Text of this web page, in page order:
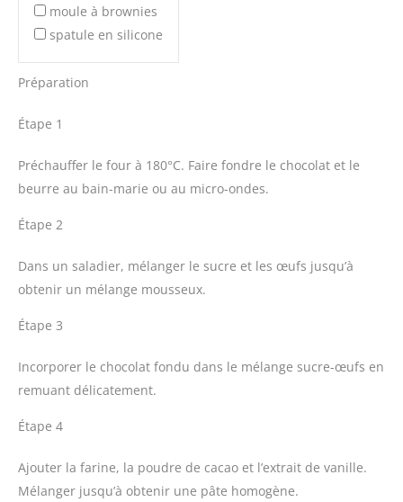
moule à brownies
spatule en silicone
Préparation
Étape 1
Préchauffer le four à 180°C. Faire fondre le chocolat et le
beurre au bain-marie ou au micro-ondes.
Étape 2
Dans un saladier, mélanger le sucre et les œufs jusqu’à
obtenir un mélange mousseux.
Étape 3
Incorporer le chocolat fondu dans le mélange sucre-œufs en
remuant délicatement.
Étape 4
Ajouter la farine, la poudre de cacao et l’extrait de vanille.
Mélanger jusqu’à obtenir une pâte homogène.